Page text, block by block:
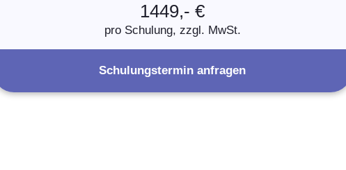
1449,- €
pro Schulung, zzgl. MwSt.
Schulungstermin anfragen